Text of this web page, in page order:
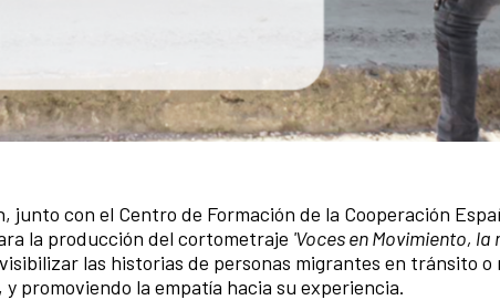
junto con el Centro de Formación de la Cooperación
la producción del cortometraje 'Voces en Movimiento, la
las historias de personas migrantes en tránsito o
promoviendo la empatía hacia su experiencia.